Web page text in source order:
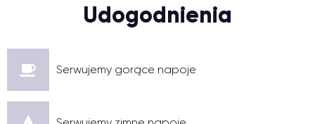
Udogodnienia
Serwujemy gorące napoje